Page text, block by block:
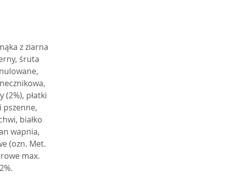
i
z ziarna
śruta
płatki
pszenne,
białko
wapnia,
(ozn. Met.
max.